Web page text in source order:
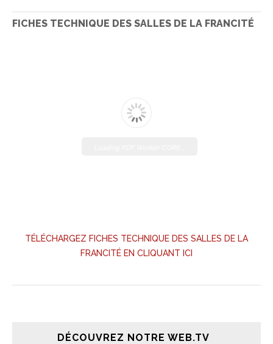
FICHES TECHNIQUE DES SALLES DE LA FRANCITÉ
TÉLÉCHARGEZ FICHES TECHNIQUE DES SALLES DE LA
FRANCITÉ EN CLIQUANT ICI
DÉCOUVREZ NOTRE WEB.TV